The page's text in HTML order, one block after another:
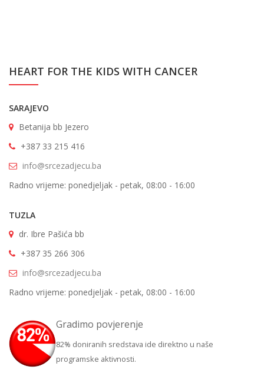
HEART FOR THE KIDS WITH CANCER
SARAJEVO
Betanija bb Jezero
+387 33 215 416
info@srcezadjecu.ba
Radno vrijeme: ponedjeljak - petak, 08:00 - 16:00
TUZLA
dr. Ibre Pašića bb
+387 35 266 306
info@srcezadjecu.ba
Radno vrijeme: ponedjeljak - petak, 08:00 - 16:00
Gradimo povjerenje
82% doniranih sredstava ide direktno u naše
programske aktivnosti.